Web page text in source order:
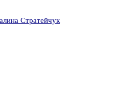
Стратейчук